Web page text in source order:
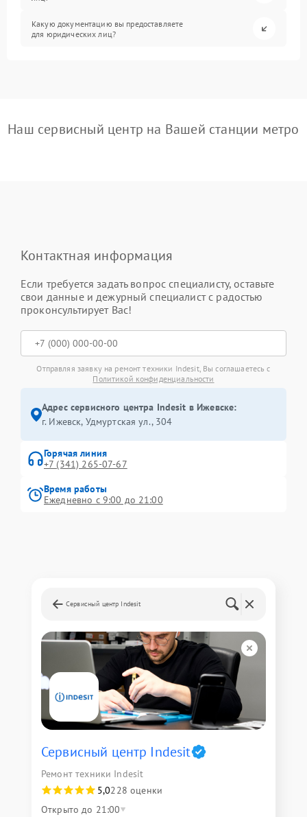
Какую документацию вы предоставляете
для юридических лиц?
Наш сервисный центр на Вашей станции метро
Контактная информация
Если требуется задать вопрос специалисту, оставьте
свои данные и дежурный специалист с радостью
проконсультирует Вас!
Отправляя заявку на ремонт техники Indesit, Вы соглашаетесь с
Политикой конфиденциальности
Адрес сервисного центра Indesit в Ижевске:
г. Ижевск, Удмуртская ул., 304
Горячая линия
+7 (341) 265-07-67
Время работы
Ежедневно с 9:00 до 21:00
Сервисный центр Indesit
Сервисный центр Indesit
Ремонт техники Indesit
5,0228 оценки
Открыто до 21:00